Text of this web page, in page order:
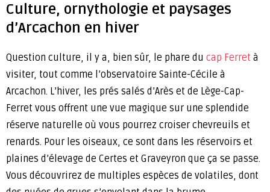
Culture, ornythologie et paysages
d’Arcachon en hiver
Question culture, il y a, bien sûr, le phare du cap Ferret à
visiter, tout comme l’observatoire Sainte-Cécile à
Arcachon. L’hiver, les prés salés d’Arès et de Lège-Cap-
Ferret vous offrent une vue magique sur une splendide
réserve naturelle où vous pourrez croiser chevreuils et
renards. Pour les oiseaux, ce sont dans les réservoirs et
plaines d’élevage de Certes et Graveyron que ça se passe.
Vous découvrirez de multiples espèces de volatiles, dont